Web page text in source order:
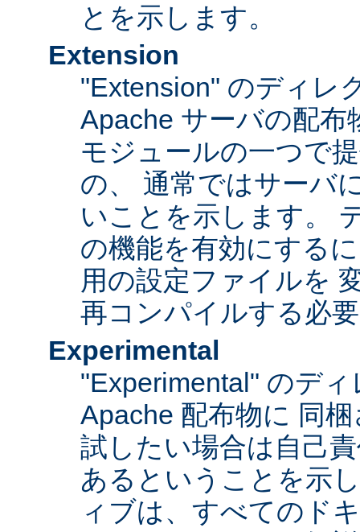
とを示します。
Extension
"Extension" のディレ
Apache サーバの配布
モジュールの一つで
の、 通常ではサーバ
いことを示します。
の機能を有効にする
用の設定ファイルを
再コンパイルする必
Experimental
"Experimental" のデ
Apache 配布物に 同
試したい場合は自己
あるということを示
ィブは、すべてのド